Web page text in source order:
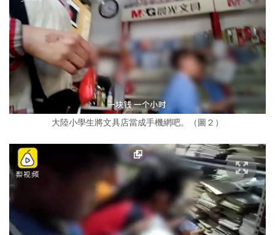
大陸小學生將文具店當成手機網吧。（圖２）